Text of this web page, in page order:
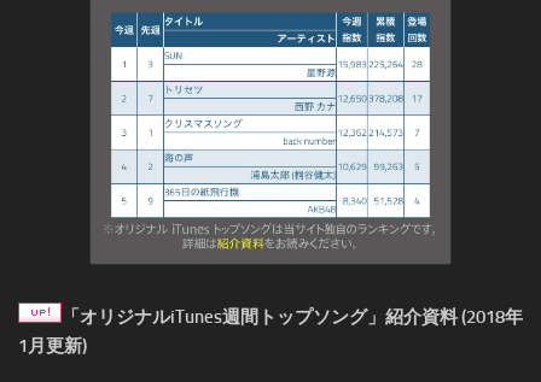
「オリジナルiTunes週間トップソング」紹介資料 (2018年
1月更新)